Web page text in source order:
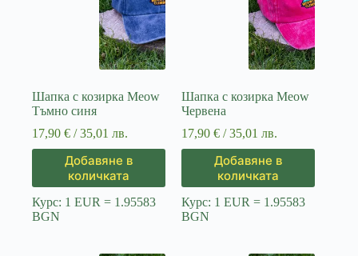
Шапка с козирка Meow
Тъмно синя
17,90 € / 35,01 лв.
Добавяне в
количката
Курс: 1 EUR = 1.95583
BGN
Шапка с козирка Meow
Червена
17,90€ / 35,01 лв.
Добавяне в
количката
Курс: 1 EUR = 1.95583
BGN